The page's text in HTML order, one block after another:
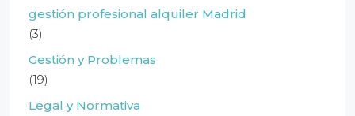
gestión profesional alquiler Madrid
(3)
Gestión y Problemas
(19)
Legal y Normativa